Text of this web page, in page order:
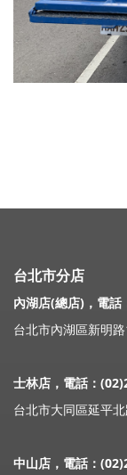
台北市分店
內湖店(總店)，電
台北市內湖區新明
士林店，電話：
台北市大同區延平
中山店，電話：